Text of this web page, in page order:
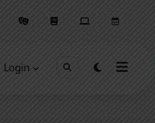
Login